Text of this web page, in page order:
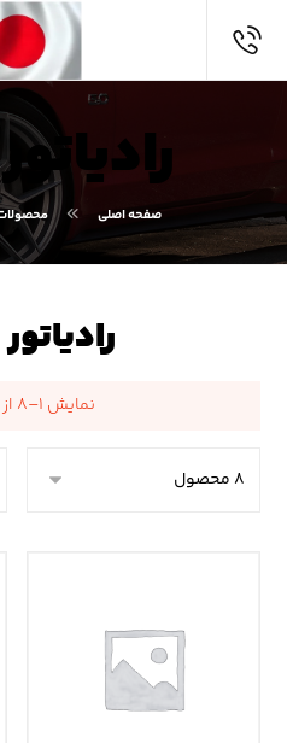
صفحه اصلی
نمایش ۱–۸ از ۱۹ نتیجه